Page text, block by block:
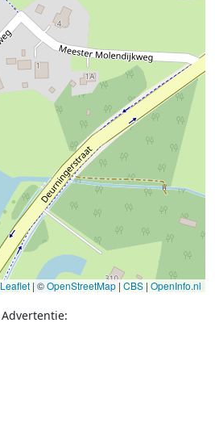
Leaflet | ©OpenStreetMap | CBS | OpenInfo.nl
Advertentie: